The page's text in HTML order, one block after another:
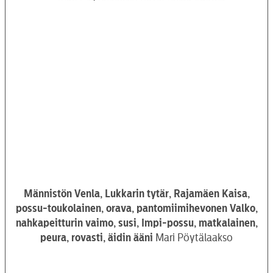
Männistön Venla, Lukkarin tytär, Rajamäen Kaisa,
possu-toukolainen, orava, pantomiimihevonen Valko,
nahkapeitturin vaimo, susi, Impi-possu, matkalainen,
peura, rovasti, äidin ääni Mari Pöytälaakso